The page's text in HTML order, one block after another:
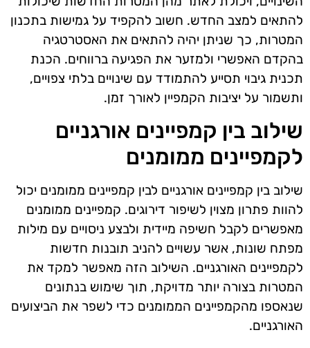
להתאים למצב החדש. חשוב להקפיד על גמישות בתכנון
המטרות, כך שניתן יהיה להתאים את האסטרטגיה
בהקדם האפשרי ולמזער את הפגיעה ברווחים. הכנת
תכנית גיבוי תסייע להתמודד עם שינויים בלתי צפויים,
ותשמור על יציבות הקמפיין לאורך זמן.
שילוב בין קמפיינים אורגניים
לקמפיינים ממומנים
שילוב בין קמפיינים אורגניים לבין קמפיינים ממומנים יכול
להוות פתרון מצוין לשיפור דירוגים. קמפיינים ממומנים
מאפשרים לקבל חשיפה מיידית ולבצע ניסויים עם מילות
מפתח שונות, אשר עשויים להניב תובנות חדשות
לקמפיינים האורגניים. השילוב הזה מאפשר למקד את
המטרות בצורה יותר מדויקת, תוך שימוש בנתונים
שנאספו מהקמפיינים הממומנים כדי לשפר את הביצועים
האורגניים.